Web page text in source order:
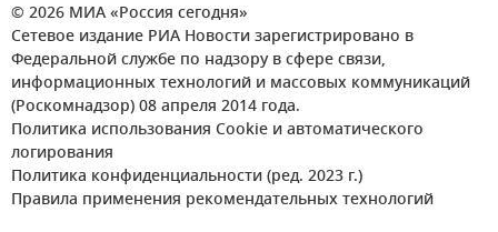
© 2026 МИА «Россия сегодня»
Сетевое издание РИА Новости зарегистрировано в
Федеральной службе по надзору в сфере связи,
информационных технологий и массовых коммуникаций
(Роскомнадзор) 08 апреля 2014 года.
Политика использования Cookie и автоматического
логирования
Политика конфиденциальности (ред. 2023 г.)
Правила применения рекомендательных технологий